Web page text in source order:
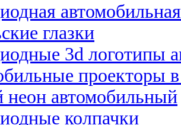
глазки
3d логотипы
проекторы
неон автомобильный
колпачки